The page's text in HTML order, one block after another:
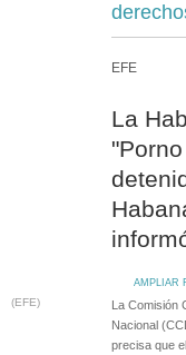
EFE
La
AMPLIAR
(EFE)
La Comisión
Nacional
precisa que